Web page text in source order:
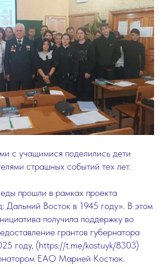
с учащимися поделились дети
страшных событий тех лет.
прошли в рамках проекта
Восток в 1945 году». В этом
получила поддержку во
грантов губернатора
году, (https://t.me/kostuyk/8303)
ЕАО Марией Костюк.